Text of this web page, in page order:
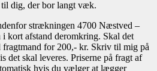
dig, der bor langt væk.
strækningen 4700 Næstved –
kort afstand deromkring. Skal det
fragtmand for 200,- kr. Skriv til mig på
det skal leveres. Priserne på fragt af
hvis du vælger at lægger